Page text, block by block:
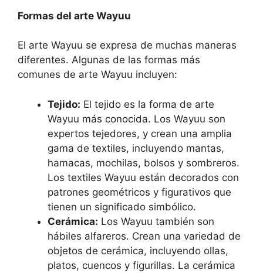
Formas del arte Wayuu
El arte Wayuu se expresa de muchas maneras
diferentes. Algunas de las formas más
comunes de arte Wayuu incluyen:
Tejido: El tejido es la forma de arte
Wayuu más conocida. Los Wayuu son
expertos tejedores, y crean una amplia
gama de textiles, incluyendo mantas,
hamacas, mochilas, bolsos y sombreros.
Los textiles Wayuu están decorados con
patrones geométricos y figurativos que
tienen un significado simbólico.
Cerámica: Los Wayuu también son
hábiles alfareros. Crean una variedad de
objetos de cerámica, incluyendo ollas,
platos, cuencos y figurillas. La cerámica